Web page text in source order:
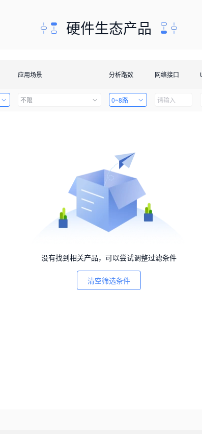
硬件生态产品
应用场景 分析路数 网络接口
不限 0~8路
没有找到相关产品，可以尝试调整过滤条件
清空筛选条件